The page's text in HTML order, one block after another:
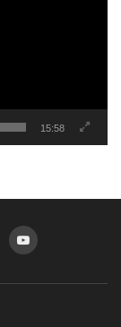
15:58